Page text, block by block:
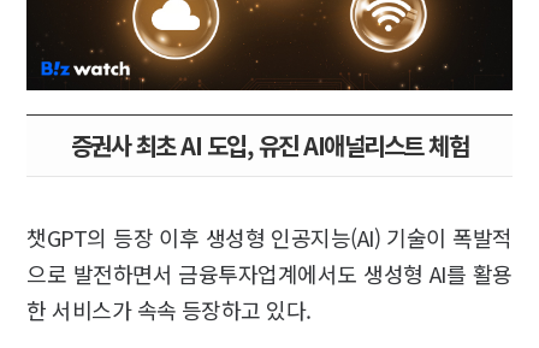
증권사 최초 AI 도입, 유진 AI애널리스트 체험
챗GPT의 등장 이후 생성형 인공지능(AI) 기술이 폭발적
으로 발전하면서 금융투자업계에서도 생성형 AI를 활용
한 서비스가 속속 등장하고 있다.